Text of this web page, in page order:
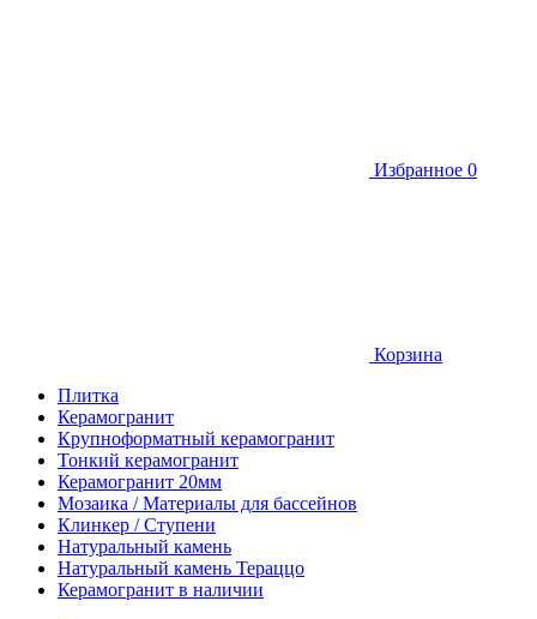
Избранное 0
Корзина
Плитка
Керамогранит
Крупноформатный керамогранит
Тонкий керамогранит
Керамогранит 20мм
Мозаика / Материалы для бассейнов
Клинкер / Ступени
Натуральный камень
Натуральный камень Тераццо
Керамогранит в наличии